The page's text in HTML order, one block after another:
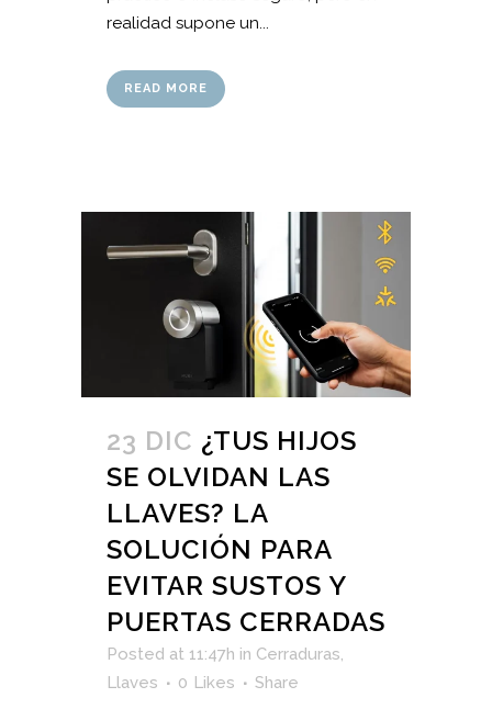
realidad supone un...
READ MORE
23 DIC ¿TUS HIJOS
SE OLVIDAN LAS
LLAVES? LA
SOLUCIÓN PARA
EVITAR SUSTOS Y
PUERTAS CERRADAS
Posted at 11:47h in Cerraduras,
Llaves
0 Likes Share